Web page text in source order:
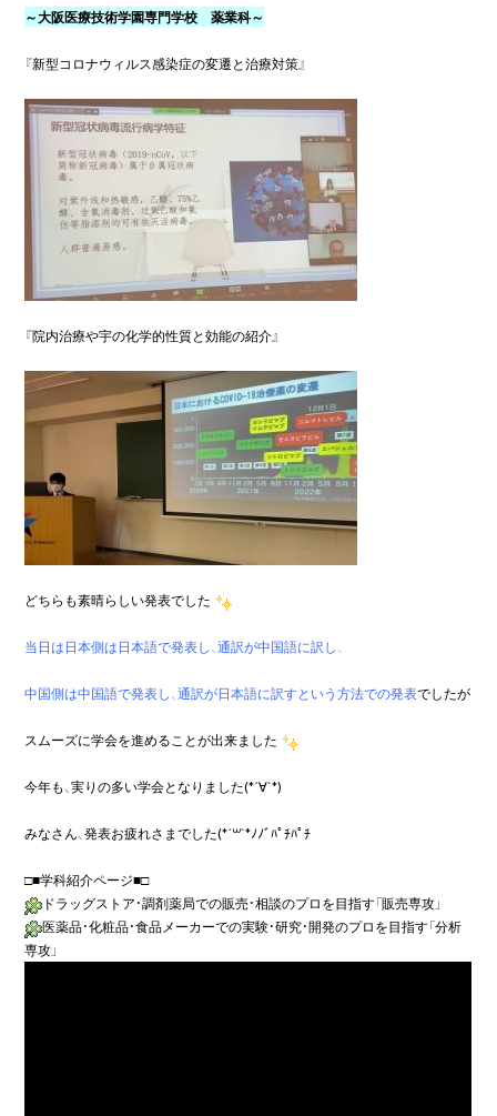
～大阪医療技術学園専門学校　薬業科～
『新型コロナウィルス感染症の変遷と治療対策』
『院内治療や宇の化学的性質と効能の紹介』
どちらも素晴らしい発表でした
当日は日本側は日本語で発表し、通訳が中国語に訳し、
中国側は中国語で発表し、通訳が日本語に訳すという方法での発表でしたが
スムーズに学会を進めることが出来ました
今年も、実りの多い学会となりました(*´∀`*)
みなさん、発表お疲れさまでした(*´꒳`*ﾉﾉﾞﾊﾟﾁﾊﾟﾁ
□■学科紹介ページ■□
ドラッグストア・調剤薬局での販売・相談のプロを目指す「販売専攻」
医薬品・化粧品・食品メーカーでの実験・研究・開発のプロを目指す「分析
専攻」